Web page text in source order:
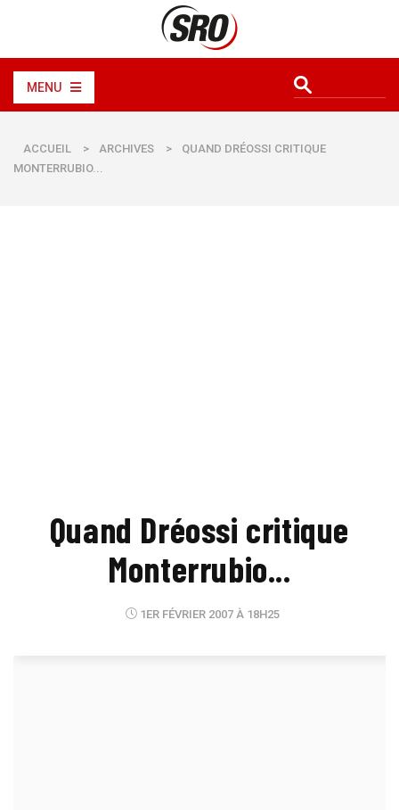
MENU
ACCUEIL > ARCHIVES >
QUAND DRÉOSSI CRITIQUE
MONTERRUBIO...
Quand Dréossi critique
Monterrubio...
1ER FÉVRIER 2007 À 18H25